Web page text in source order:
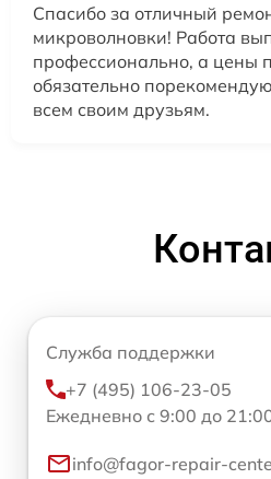
Спасибо за отличный
микроволновки! Работа
профессионально, а цены
обязательно
всем своим друзьям.
Служба поддержки
+7 (495) 106-23-05
Ежедневно с 9:00 до
info@fagor-repair-